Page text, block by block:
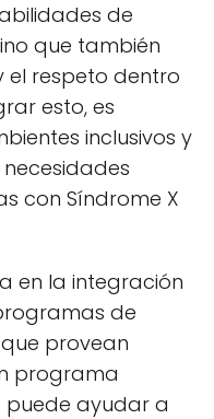
de
que también
respeto dentro
esto, es
inclusivos y
con Síndrome X
en la integración
de
provean
programa
ayudar a